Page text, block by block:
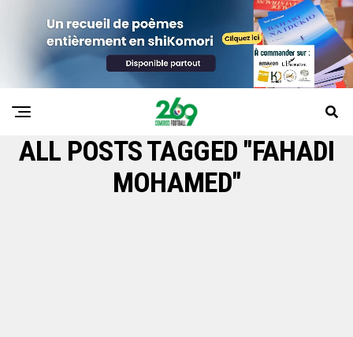
ALL POSTS TAGGED "FAHADI
MOHAMED"